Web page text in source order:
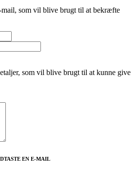
som vil blive brugt til at bekræfte
som vil blive brugt til at kunne give
EN E-MAIL